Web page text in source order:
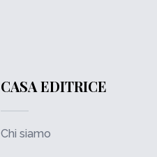
CASA EDITRICE
Chi siamo